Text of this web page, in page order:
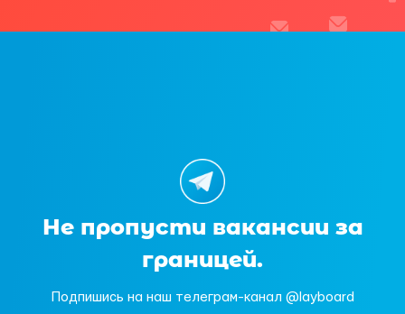
Не пропусти вакансии за
границей.
Подпишись на наш телеграм-канал @layboard